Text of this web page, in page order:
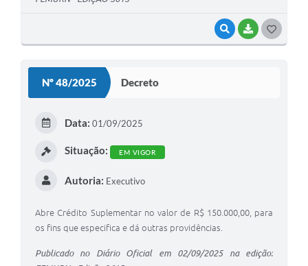
VISUALIZAR
BAIXAR
Nº 48/2025 Decreto
Data: 01/09/2025
Situação: EM VIGOR
Autoria: Executivo
Abre Crédito Suplementar no valor de R$ 150.000,00, para
os fins que especifica e dá outras providências.
Publicado no Diário Oficial em 02/09/2025 na edição: